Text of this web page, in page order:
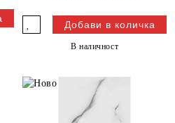
В наличност